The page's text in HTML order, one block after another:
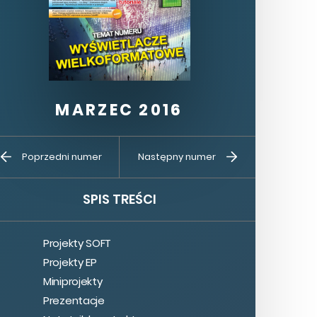
MARZEC 2016
Prenumerata
numer
Poprzedni numer Następny numer
SPIS TREŚCI
Projekty SOFT
Projekty EP
Miniprojekty
Prezentacje